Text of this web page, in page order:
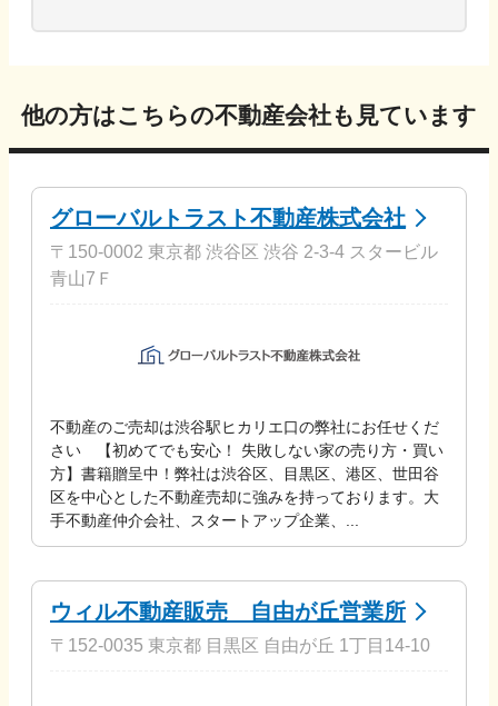
他の方はこちらの不動産会社も見ています
グローバルトラスト不動産株式会社
〒150-0002 東京都 渋谷区 渋谷 2-3-4 スタービル
青山7Ｆ
不動産のご売却は渋谷駅ヒカリエ口の弊社にお任せくだ
さい 【初めてでも安心！ 失敗しない家の売り方・買い
方】書籍贈呈中！弊社は渋谷区、目黒区、港区、世田谷
区を中心とした不動産売却に強みを持っております。大
手不動産仲介会社、スタートアップ企業、...
ウィル不動産販売 自由が丘営業所
〒152-0035 東京都 目黒区 自由が丘 1丁目14-10